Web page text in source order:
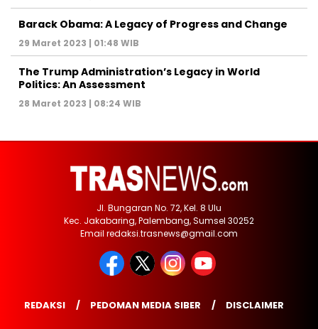
Barack Obama: A Legacy of Progress and Change
29 Maret 2023 | 01:48 WIB
The Trump Administration’s Legacy in World
Politics: An Assessment
28 Maret 2023 | 08:24 WIB
Jl. Bungaran No. 72, Kel. 8 Ulu
Kec. Jakabaring, Palembang, Sumsel 30252
Email redaksi.trasnews@gmail.com
REDAKSI PEDOMAN MEDIA SIBER DISCLAIMER